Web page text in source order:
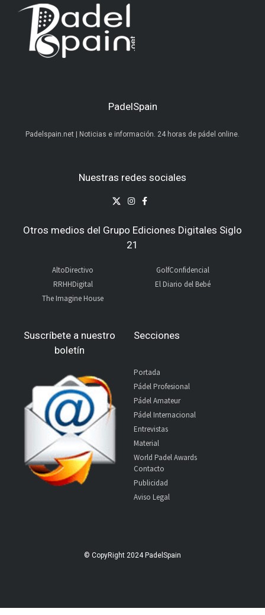
PadelSpain
Padelspain.net | Noticias e información. 24 horas de pádel online.
Nuestras redes sociales
Otros medios del Grupo Ediciones Digitales Siglo
21
AltoDirectivo
RRHHDigital
The Imagine House
GolfConfidencial
El Diario del Bebé
Suscríbete a nuestro
boletín
Secciones
Portada
Pádel Profesional
Pádel Amateur
Pádel Internacional
Entrevistas
Material
World Padel Awards
Contacto
Publicidad
Aviso Legal
© CopyRight 2024 PadelSpain